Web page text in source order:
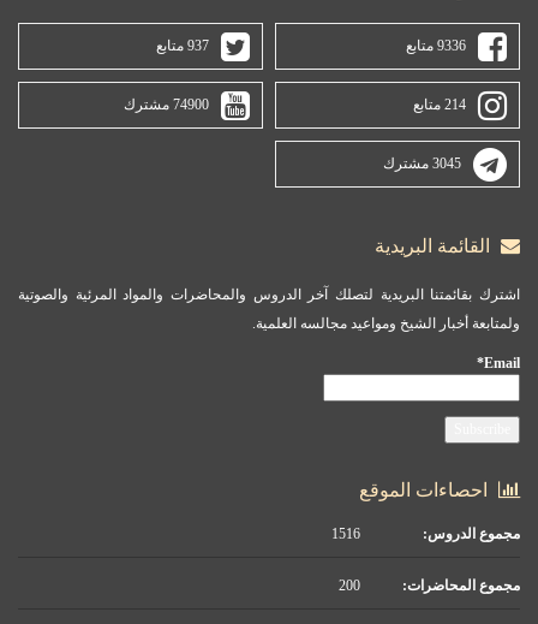
9336 متابع 937 متابع
214 متابع 74900 مشترك
3045 مشترك
القائمة البريدية
اشترك بقائمتنا البريدية لتصلك آخر الدروس والمحاضرات والمواد المرئية والصوتية
ولمتابعة أخبار الشيخ ومواعيد مجالسه العلمية.
Email*
احصاءات الموقع
مجموع الدروس:
مجموع المحاضرات: